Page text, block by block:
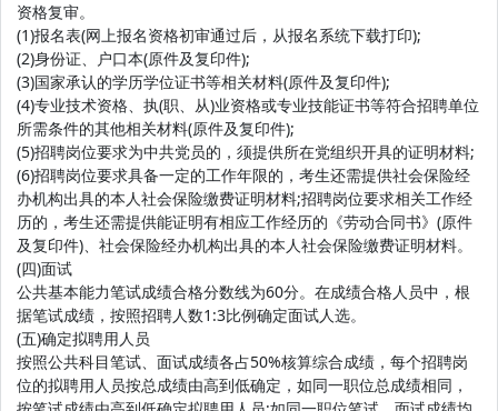
资格复审。
(1)报名表(网上报名资格初审通过后，从报名系统下载打印);
(2)身份证、户口本(原件及复印件);
(3)国家承认的学历学位证书等相关材料(原件及复印件);
(4)专业技术资格、执(职、从)业资格或专业技能证书等符合招聘单位
所需条件的其他相关材料(原件及复印件);
(5)招聘岗位要求为中共党员的，须提供所在党组织开具的证明材料;
(6)招聘岗位要求具备一定的工作年限的，考生还需提供社会保险经
办机构出具的本人社会保险缴费证明材料;招聘岗位要求相关工作经
历的，考生还需提供能证明有相应工作经历的《劳动合同书》(原件
及复印件)、社会保险经办机构出具的本人社会保险缴费证明材料。
(四)面试
公共基本能力笔试成绩合格分数线为60分。在成绩合格人员中，根
据笔试成绩，按照招聘人数1:3比例确定面试人选。
(五)确定拟聘用人员
按照公共科目笔试、面试成绩各占50%核算综合成绩，每个招聘岗
位的拟聘用人员按总成绩由高到低确定，如同一职位总成绩相同，